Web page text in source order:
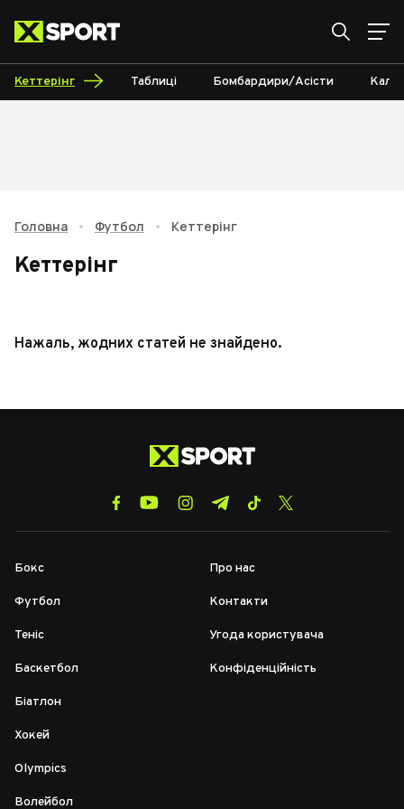
Кеттерінг Таблиці Бомбардири/Асісти
Головна • Футбол • Кеттерінг
Кеттерінг
Нажаль, жодних статей не знайдено.
Бокс
Футбол
Теніс
Баскетбол
Біатлон
Хокей
Olympics
Волейбол
Про нас
Контакти
Угода користувача
Конфіденційність